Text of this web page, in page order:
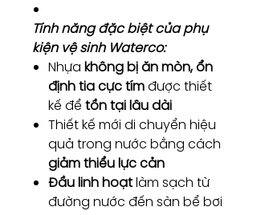
Tính năng đặc biệt của phụ
kiện vệ sinh Waterco:
Nhựa không bị ăn mòn, ổn
định tia cực tímđược thiết
kế để tồn tại lâu dài
Thiết kế mới di chuyển hiệu
quả trong nước bằng cách
giảm thiểu lực cản
Đầu linh hoạtlàm sạch từ
đường nước đến sàn bể bơi